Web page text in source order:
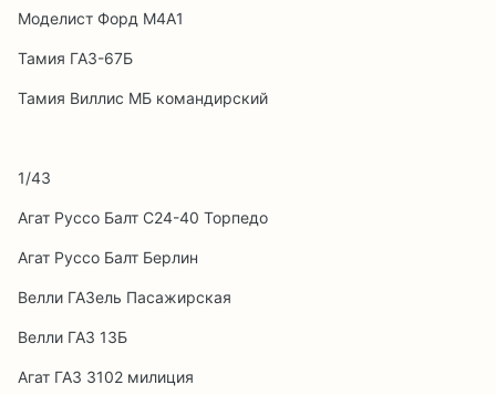
Моделист Форд М4А1
Тамия ГАЗ-67Б
Тамия Виллис МБ командирский
1/43
Агат Руссо Балт С24-40 Торпедо
Агат Руссо Балт Берлин
Велли ГАЗель Пасажирская
Велли ГАЗ 13Б
Агат ГАЗ 3102 милиция